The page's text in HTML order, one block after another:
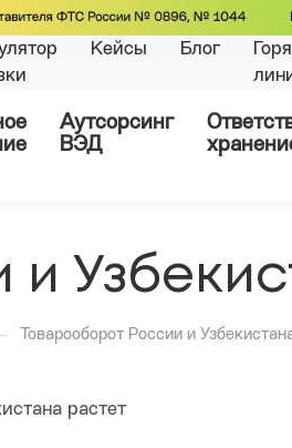
Кейсы Блог
Аутсорсинг
ВЭД
и
Товарооборот России и